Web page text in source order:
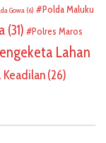
Gowa (6)
Polda Maluku
(31)
Polres Maros
Lahan
Keadilan(26)